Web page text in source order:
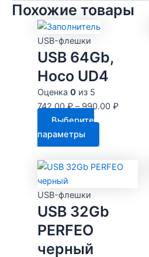
Похожие товары
USB-флешки
USB 64Gb,
Hoco UD4
Оценка 0из 5
742.00₽–990.00 ₽
Выберите
параметры
товар
имеет
Опции
можно
USB-флешки
USB 32Gb
PERFEO
черный